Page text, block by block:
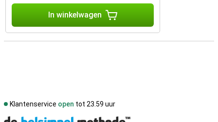
In winkelwagen
Klantenservice open tot 23.59 uur